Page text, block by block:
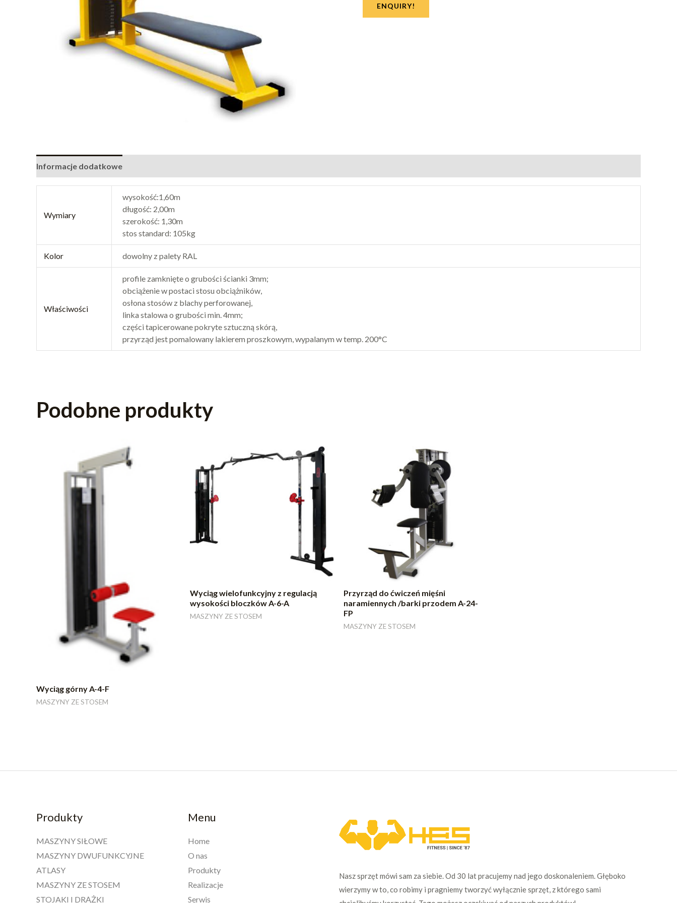
ENQUIRY!
Informacje dodatkowe
Wymiary
wysokość:1,60m
długość: 2,00m
szerokość: 1,30m
stos standard: 105kg
Kolor dowolny z palety RAL
Właściwości
profile zamknięte o grubości ścianki 3mm;
obciążenie w postaci stosu obciążników,
osłona stosów z blachy perforowanej,
linka stalowa o grubości min. 4mm;
części tapicerowane pokryte sztuczną skórą,
przyrząd jest pomalowany lakierem proszkowym, wypalanym w temp. 200°C
Podobne produkty
Wyciąg górny A-4-F
MASZYNY ZE STOSEM
Wyciąg wielofunkcyjny z regulacją
wysokości bloczków A-6-A
MASZYNY ZE STOSEM
Przyrząd do ćwiczeń mięśni
naramiennych /barki przodem A-24-
FP
MASZYNY ZE STOSEM
Produkty
MASZYNY SIŁOWE
MASZYNY DWUFUNKCYJNE
ATLASY
MASZYNY ZE STOSEM
STOJAKI I DRĄŻKI
Menu
Home
O nas
Produkty
Realizacje
Serwis
Nasz sprzęt mówi sam za siebie. Od 30 lat pracujemy nad jego doskonaleniem. Głęboko
wierzymy w to, co robimy i pragniemy tworzyć wyłącznie sprzęt, z którego sami